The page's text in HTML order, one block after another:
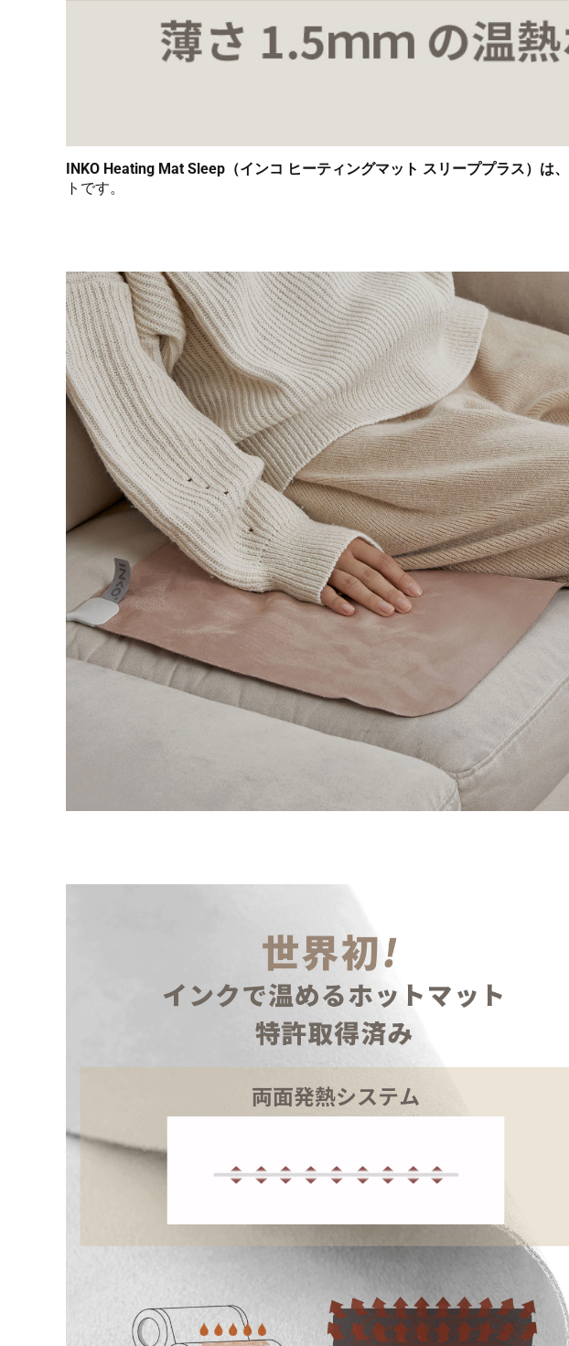
INKO Heating Mat Sleep（インコ ヒーティングマット スリーププラス）は、
トです。